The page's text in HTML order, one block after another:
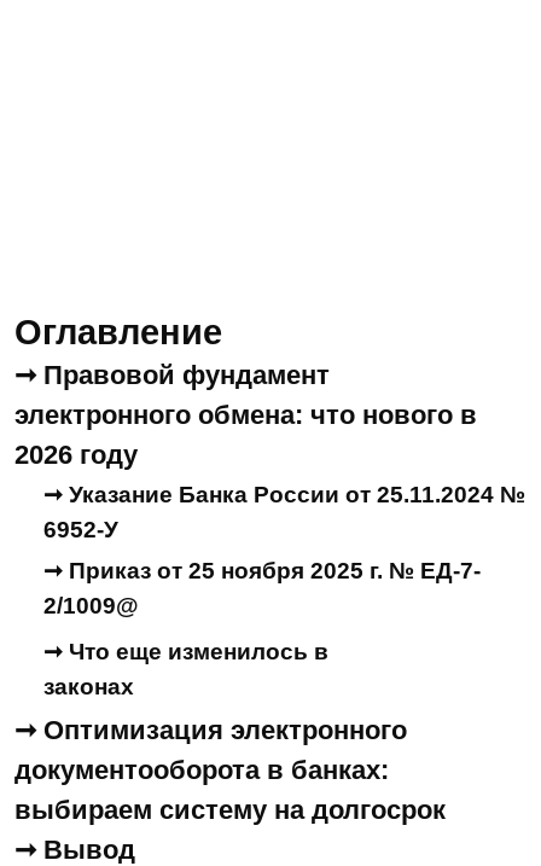
➞ Указание Банка России от 25.11.2024 №
6952-У
➞ Приказ от 25 ноября 2025 г. № ЕД-7-
2/1009@
➞ Что еще изменилось в
законах
➞ Оптимизация электронного
выбираем систему на долгосрок
➞ Вывод
рода штурвал, который регулирует работу
банковских организаций. Но ежегодно
государство корректирует «курс», заставляя
бизнес держать руку на пульсе и оперативно
менять внутренние процессы.